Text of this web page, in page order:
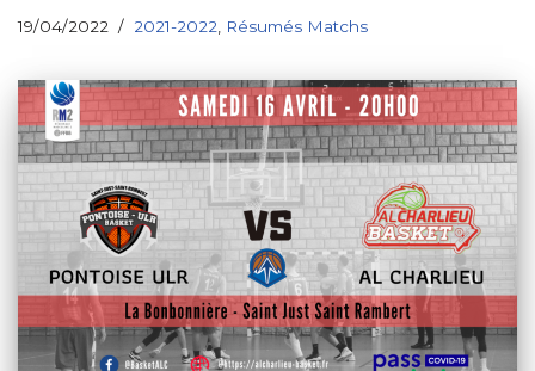
19/04/2022 2021-2022, Résumés Matchs